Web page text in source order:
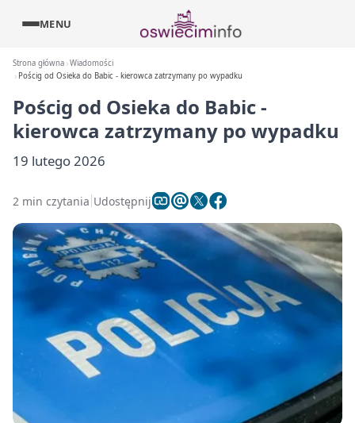
MENU
Strona główna Wiadomości
Pościg od Osieka do Babic - kierowca zatrzymany po wypadku
Pościg od Osieka do Babic -
kierowca zatrzymany po wypadku
19 lutego 2026
2 min czytania Udostępnij